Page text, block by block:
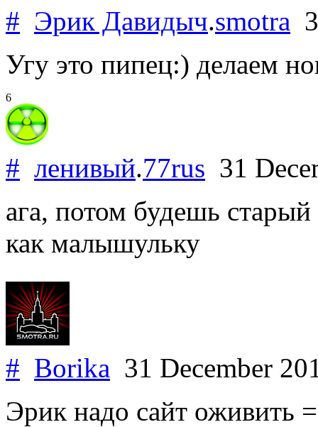
# Эрик Давидыч.smotra
Угу это пипец:) делаем
6
# ленивый.77rus 31
ага, потом будешь старый
как малышульку
# Borika 31 December
Эрик надо сайт оживить